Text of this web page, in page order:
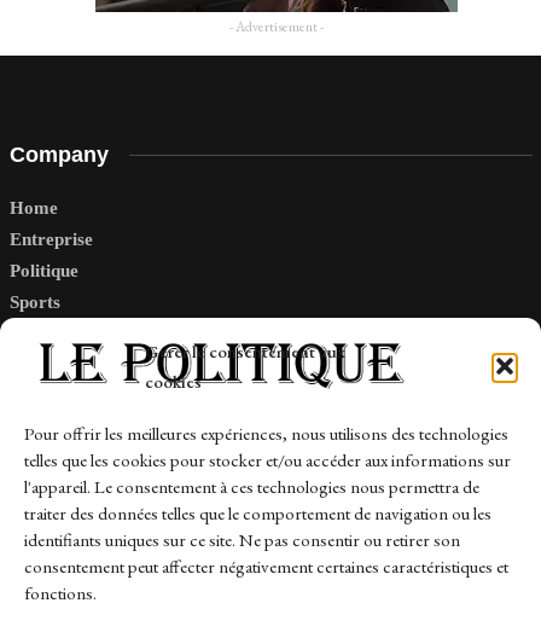
Gérer le consentement aux
cookies
Pour offrir les meilleures expériences, nous utilisons des technologies
telles que les cookies pour stocker et/ou accéder aux informations sur
l'appareil. Le consentement à ces technologies nous permettra de
traiter des données telles que le comportement de navigation ou les
identifiants uniques sur ce site. Ne pas consentir ou retirer son
consentement peut affecter négativement certaines caractéristiques et
fonctions.
- Advertisement -
Company
Home
Entreprise
Politique
Sports
Links
Contact
Sitemap